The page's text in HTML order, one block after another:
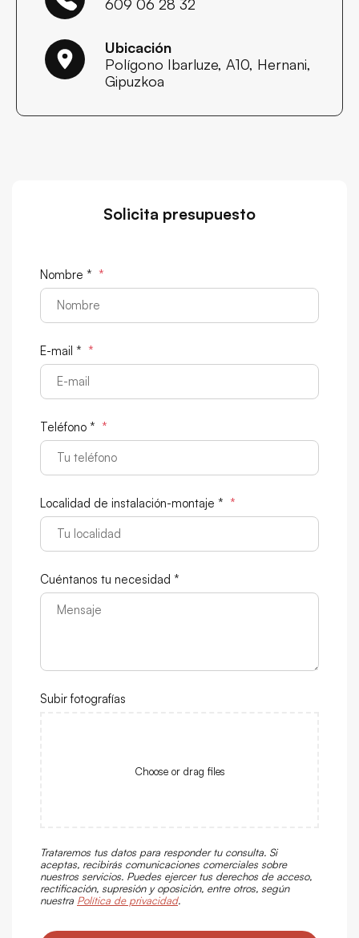
609 06 28 32
Ubicación
Polígono Ibarluze, A10, Hernani,
Gipuzkoa
Solicita presupuesto
Nombre * *
E-mail * *
Teléfono * *
Localidad de instalación-montaje * *
Cuéntanos tu necesidad *
Subir fotografías
Choose or drag files
Trataremos tus datos para responder tu consulta. Si
aceptas, recibirás comunicaciones comerciales sobre
nuestros servicios. Puedes ejercer tus derechos de acceso,
rectificación, supresión y oposición, entre otros, según
nuestra Política de privacidad.